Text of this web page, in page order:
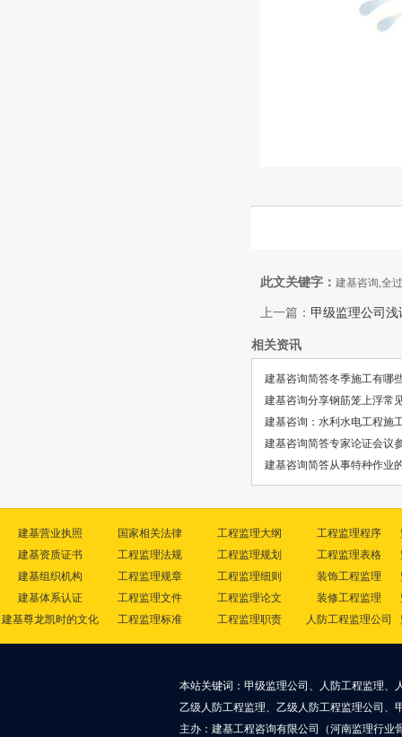
此文关键字： 建基咨询,全
上一篇： 甲级监理公司
相关资讯
建基咨询简答冬季施工有哪
建基咨询分享钢筋笼上浮常
建基咨询：水利水电工程施
建基咨询简答专家论证会议
建基咨询简答从事特种作业
建基营业执照
建基资质证书
建基组织机构
建基体系认证
建基尊龙凯时的文化
国家相关法律
工程监理法规
工程监理规章
工程监理文件
工程监理标准
工程监理大纲
工程监理规划
工程监理细则
工程监理论文
工程监理职责
工程监理程序
工程监理表格
装饰工程监理
装修工程监理
人防工程监理公司
本站关键词：甲级监理公司、人防工程监理、
乙级人防工程监理、乙级人防工程监理公司、
主办：建基工程咨询有限公司（河南监理行业